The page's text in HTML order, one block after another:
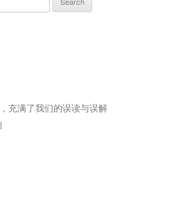
充满了我们的误读与误解